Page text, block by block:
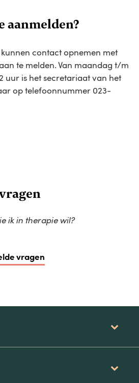
aanmelden?
contact opnemen met
te melden. Van maandag t/m
uur is het secretariaat van het
op telefoonnummer 023-
ik in therapie wil?
vragen